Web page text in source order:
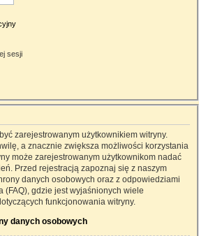
sesji
zarejestrowanym użytkownikiem witryny.
a znacznie zwiększa możliwości korzystania
może zarejestrowanym użytkownikom nadać
Przed rejestracją zapoznaj się z naszym
danych osobowych oraz z odpowiedziami
(FAQ), gdzie jest wyjaśnionych wiele
funkcjonowania witryny.
danych osobowych